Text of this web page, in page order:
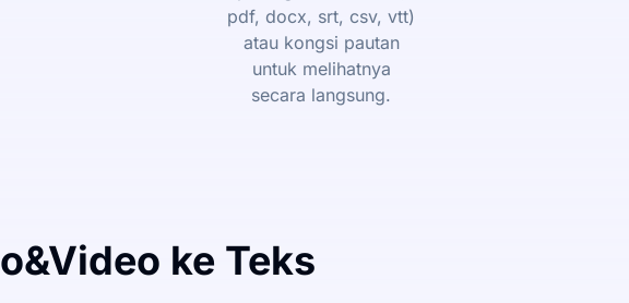
pdf, docx, srt, csv, vtt)
atau kongsi pautan
untuk melihatnya
secara langsung.
ke Teks